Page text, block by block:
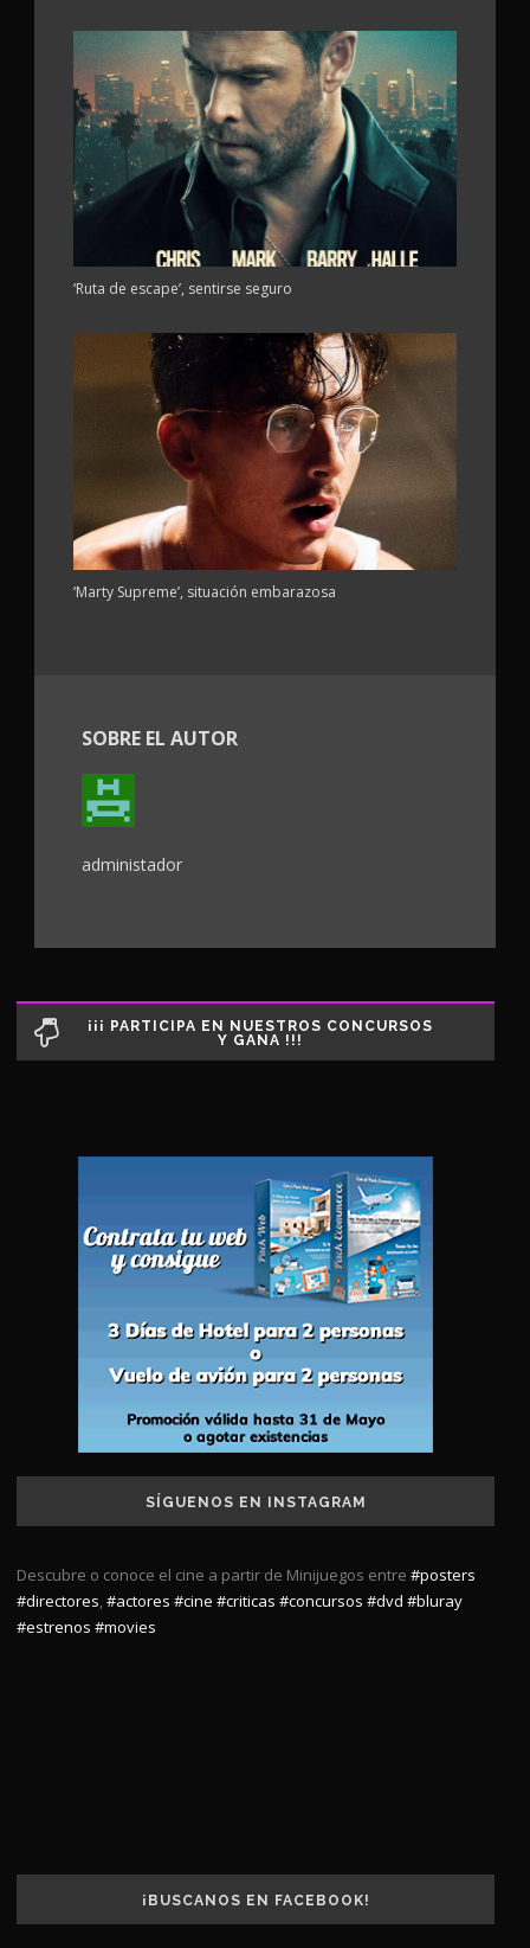
‘Ruta de escape’, sentirse seguro
‘Marty Supreme’, situación embarazosa
SOBRE EL AUTOR
administador
¡¡¡ PARTICIPA EN NUESTROS CONCURSOS
Y GANA !!!
SÍGUENOS EN INSTAGRAM
Descubre o conoce el cine a partir de Minijuegos entre #posters
#directores,#actores #cine #criticas #concursos #dvd #bluray
#estrenos #movies
¡BUSCANOS EN FACEBOOK!